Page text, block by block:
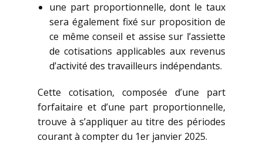
une part proportionnelle, dont le taux
sera également fixé sur proposition de
ce même conseil et assise sur l’assiette
de cotisations applicables aux revenus
d’activité des travailleurs indépendants.
Cette cotisation, composée d’une part
forfaitaire et d’une part proportionnelle,
trouve à s’appliquer au titre des périodes
courant à compter du 1er janvier 2025.